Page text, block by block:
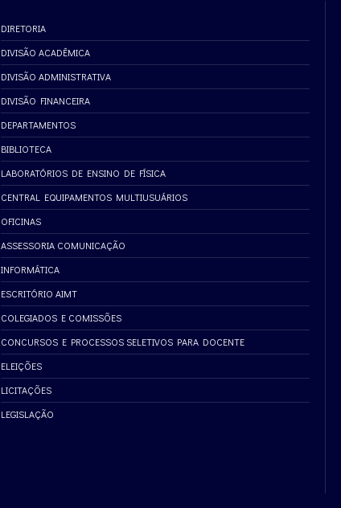
DIRETORIA
DIVISÃO ACADÊMICA
DIVISÃO ADMINISTRATIVA
DIVISÃO FINANCEIRA
DEPARTAMENTOS
BIBLIOTECA
LABORATÓRIOS DE ENSINO DE FÍSICA
CENTRAL EQUIPAMENTOS MULTIUSUÁRIOS
OFICINAS
ASSESSORIA COMUNICAÇÃO
INFORMÁTICA
ESCRITÓRIO AIMT
COLEGIADOS E COMISSÕES
CONCURSOS E PROCESSOS SELETIVOS PARA DOCENTE
ELEIÇÕES
LICITAÇÕES
LEGISLAÇÃO